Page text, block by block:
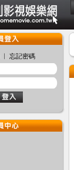
︱ 忘記密碼